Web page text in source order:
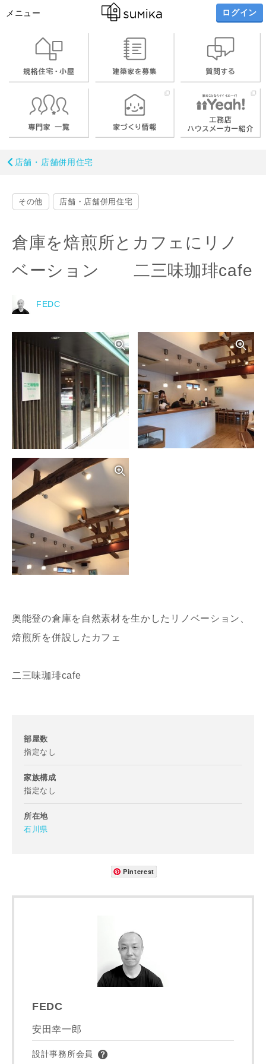
メニュー ログイン
店舗・店舗併用住宅
その他 店舗・店舗併用住宅
倉庫を焙煎所とカフェにリノ
ベーション 二三味珈琲cafe
FEDC
写真を拡大する
奥能登の倉庫を自然素材を生かしたリノベーション、
焙煎所を併設したカフェ
二三味珈琲cafe
部屋数
指定なし
家族構成
指定なし
所在地
石川県
Pinterest
FEDC
安田幸一郎
設計事務所会員